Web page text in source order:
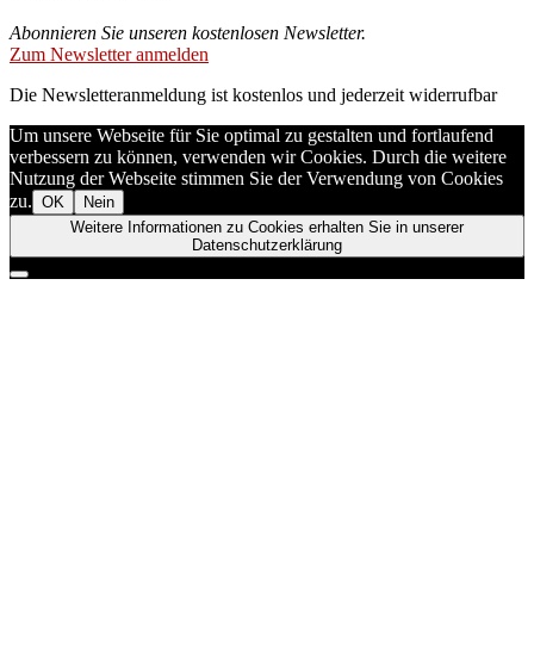
Abonnieren Sie unseren kostenlosen Newsletter.
Zum Newsletter anmelden
Die Newsletteranmeldung ist kostenlos und jederzeit widerrufbar
Um unsere Webseite für Sie optimal zu gestalten und fortlaufend
verbessern zu können, verwenden wir Cookies. Durch die weitere
Nutzung der Webseite stimmen Sie der Verwendung von Cookies
zu. OK
Nein
Weitere Informationen zu Cookies erhalten Sie in unserer
Datenschutzerklärung